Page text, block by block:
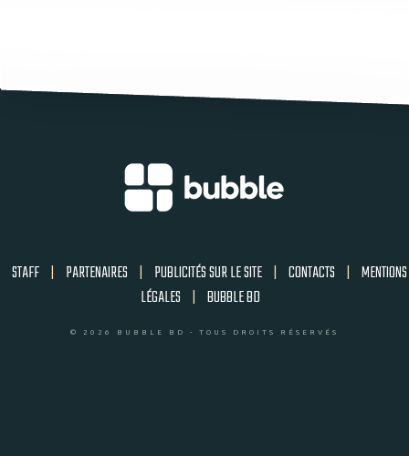
STAFF | PARTENAIRES | PUBLICITÉS SUR LE SITE | CONTACTS | MENTIONS
LÉGALES | BUBBLE BD
© 2026 BUBBLE BD - TOUS DROITS RÉSERVÉS